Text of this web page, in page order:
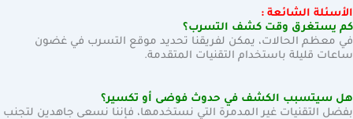
الأسئلة الشائعة :
كم يستغرق وقت كشف التسرب؟
في معظم الحالات، يمكن لفريقنا تحديد موقع التسرب في غضون
ساعات قليلة باستخدام التقنيات المتقدمة.
هل سيتسبب الكشف في حدوث فوضى أو تكسير؟
بفضل التقنيات غير المدمرة التي نستخدمها، فإننا نسعى جاهدين لتجنب